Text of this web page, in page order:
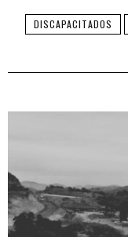
DISCAPACITADOS